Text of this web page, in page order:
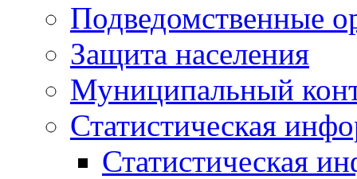
Подведомственные
Защита населения
Муниципальный
Статистическая
Статистическая